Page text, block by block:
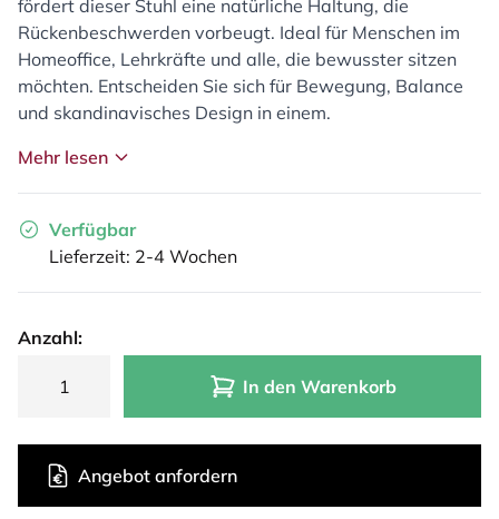
fördert dieser Stuhl eine natürliche Haltung, die
Rückenbeschwerden vorbeugt. Ideal für Menschen im
Homeoffice, Lehrkräfte und alle, die bewusster sitzen
möchten. Entscheiden Sie sich für Bewegung, Balance
und skandinavisches Design in einem.
Mehr lesen
Verfügbar
Lieferzeit: 2-4 Wochen
Anzahl:
In den Warenkorb
Angebot anfordern